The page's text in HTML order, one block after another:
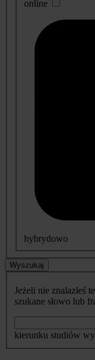
online
hybrydowo
Wyszukaj
Jeżeli nie znalazłeś
szukane słowo lub
kierunku studiów